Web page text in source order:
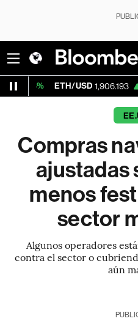
1,906.193 +0.02%
Compras
ajustadas
menos
sector
Algunos operadores
contra el sector o
aún